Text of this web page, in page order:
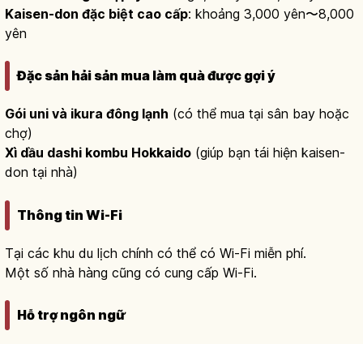
Kaisen-don đặc biệt cao cấp: khoảng 3,000 yên〜8,000
yên
Đặc sản hải sản mua làm quà được gợi ý
Gói uni và ikura đông lạnh (có thể mua tại sân bay hoặc
chợ)
Xì dầu dashi kombu Hokkaido (giúp bạn tái hiện kaisen-
don tại nhà)
Thông tin Wi-Fi
Tại các khu du lịch chính có thể có Wi-Fi miễn phí.
Một số nhà hàng cũng có cung cấp Wi-Fi.
Hỗ trợ ngôn ngữ